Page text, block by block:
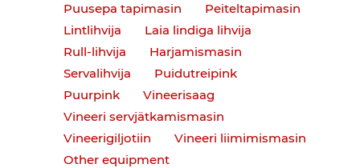
Puusepa tapimasin
Peiteltapimasin
Lintlihvija
Laia lindiga lihvija
Rull-lihvija
Harjamismasin
Servalihvija
Puidutreipink
Puurpink
Vineerisaag
Vineeri servjätkamismasin
Vineerigiljotiin
Vineeri liimimismasin
Other equipment